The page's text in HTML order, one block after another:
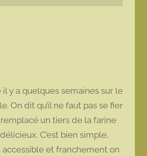
y a quelques semaines sur le
On dit qu’il ne faut pas se fier
remplacé un tiers de la farine
C’est bien simple,
accessible et franchement on